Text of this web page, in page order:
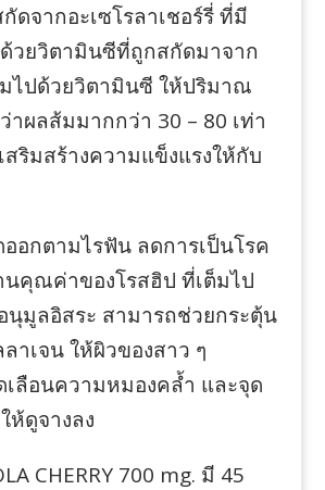
ดจากอะเซโรลาเชอร์รี่ ที่มี
วยวิตามินซีที่ถูกสกัดมาจาก
ไปด้วยวิตามินซี ให้ปริมาณ
ผลส้มมากกว่า 30 – 80 เท่า
ริมสร้างความแข็งแรงให้กับ
อกตามไรฟัน ลดการเป็นโรค
คุณค่าของโรสฮิป ที่เต็มไป
นุมูลอิสระ สามารถช่วยกระตุ้น
าเจน ให้ผิวของสาว ๆ
เลือนความหมองคล้ำ และจุด
ห้ดูจางลง
CHERRY 700 mg. มี 45